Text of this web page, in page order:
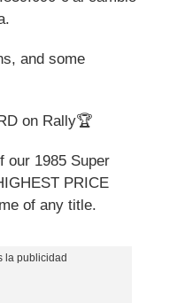
and some
on Rally🏆
our 1985 Super
PRICE
of any title.